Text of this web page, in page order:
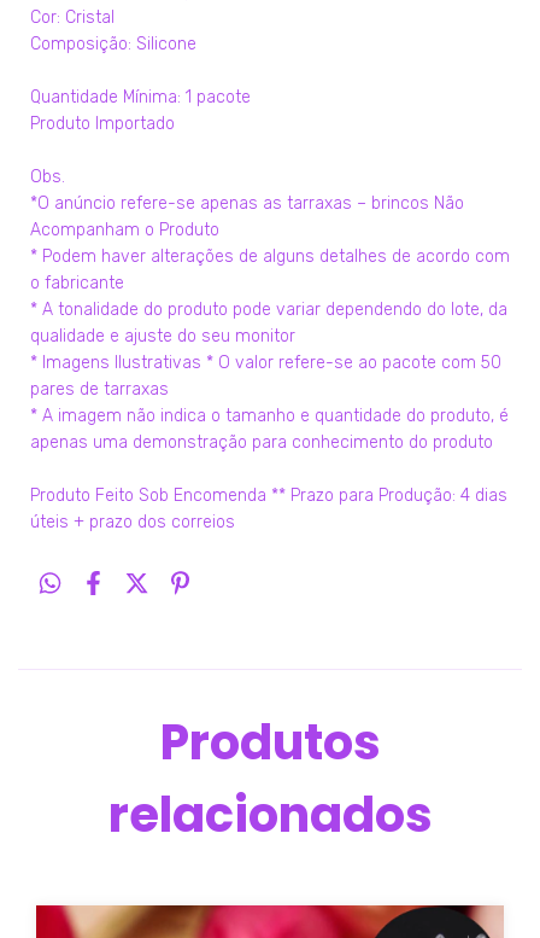
Cor: Cristal
Composição: Silicone
Quantidade Mínima: 1 pacote
Produto Importado
Obs.
*O anúncio refere-se apenas as tarraxas – brincos Não
Acompanham o Produto
* Podem haver alterações de alguns detalhes de acordo com
o fabricante
* A tonalidade do produto pode variar dependendo do lote, da
qualidade e ajuste do seu monitor
* Imagens Ilustrativas * O valor refere-se ao pacote com 50
pares de tarraxas
* A imagem não indica o tamanho e quantidade do produto, é
apenas uma demonstração para conhecimento do produto
Produto Feito Sob Encomenda ** Prazo para Produção: 4 dias
úteis + prazo dos correios
Produtos
relacionados